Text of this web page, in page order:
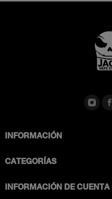
INFORMACIÓN
CATEGORÍAS
INFORMACIÓN DE CUENTA